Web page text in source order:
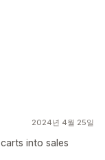
2024년 4월 25일
into sales